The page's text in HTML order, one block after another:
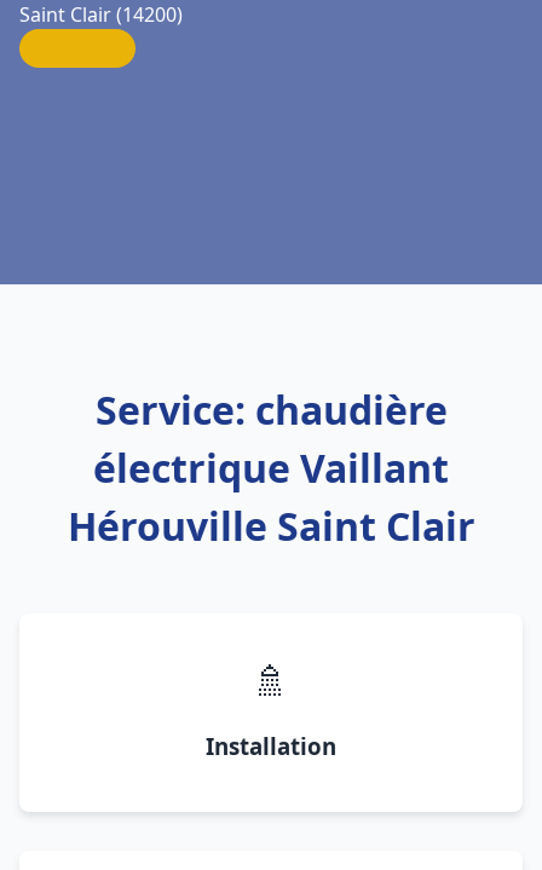
Saint Clair (14200)
Service: chaudière
électrique Vaillant
Hérouville Saint Clair
🚿
Installation